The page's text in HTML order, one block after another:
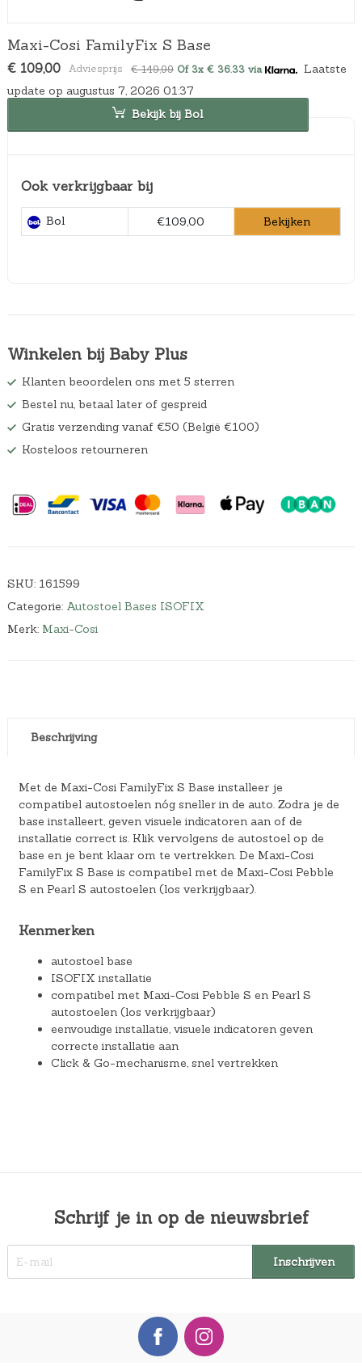
Maxi-Cosi FamilyFix S Base
€ 149,99O
o
r
s
p
e
l
i
s
w
a
s
:
€
9
€ 109,00
H
u
i
d
i
i
j
s
,
0
0
.
Of 3x € 36.33 via
Laatste
update op augustus 7, 2026 01:37
Bekijk bij Bol
Ook verkrijgbaar bij
Bol €109,00 Bekijken
Winkelen bij Baby Plus
Klanten beoordelen ons met 5 sterren
Bestel nu, betaal later of gespreid
Gratis verzending vanaf €50 (België €100)
Kosteloos retourneren
SKU: 161599
Categorie: Autostoel Bases ISOFIX
Merk: Maxi-Cosi
Beschrijving
Met de Maxi-Cosi FamilyFix S Base installeer je
compatibel autostoelen nóg sneller in de auto. Zodra je de
base installeert, geven visuele indicatoren aan of de
installatie correct is. Klik vervolgens de autostoel op de
base en je bent klaar om te vertrekken. De Maxi-Cosi
FamilyFix S Base is compatibel met de Maxi-Cosi Pebble
S en Pearl S autostoelen (los verkrijgbaar).
Kenmerken
autostoel base
ISOFIX installatie
compatibel met Maxi-Cosi Pebble S en Pearl S
autostoelen (los verkrijgbaar)
eenvoudige installatie, visuele indicatoren geven
correcte installatie aan
Click & Go-mechanisme, snel vertrekken
Schrijf je in op de nieuwsbrief